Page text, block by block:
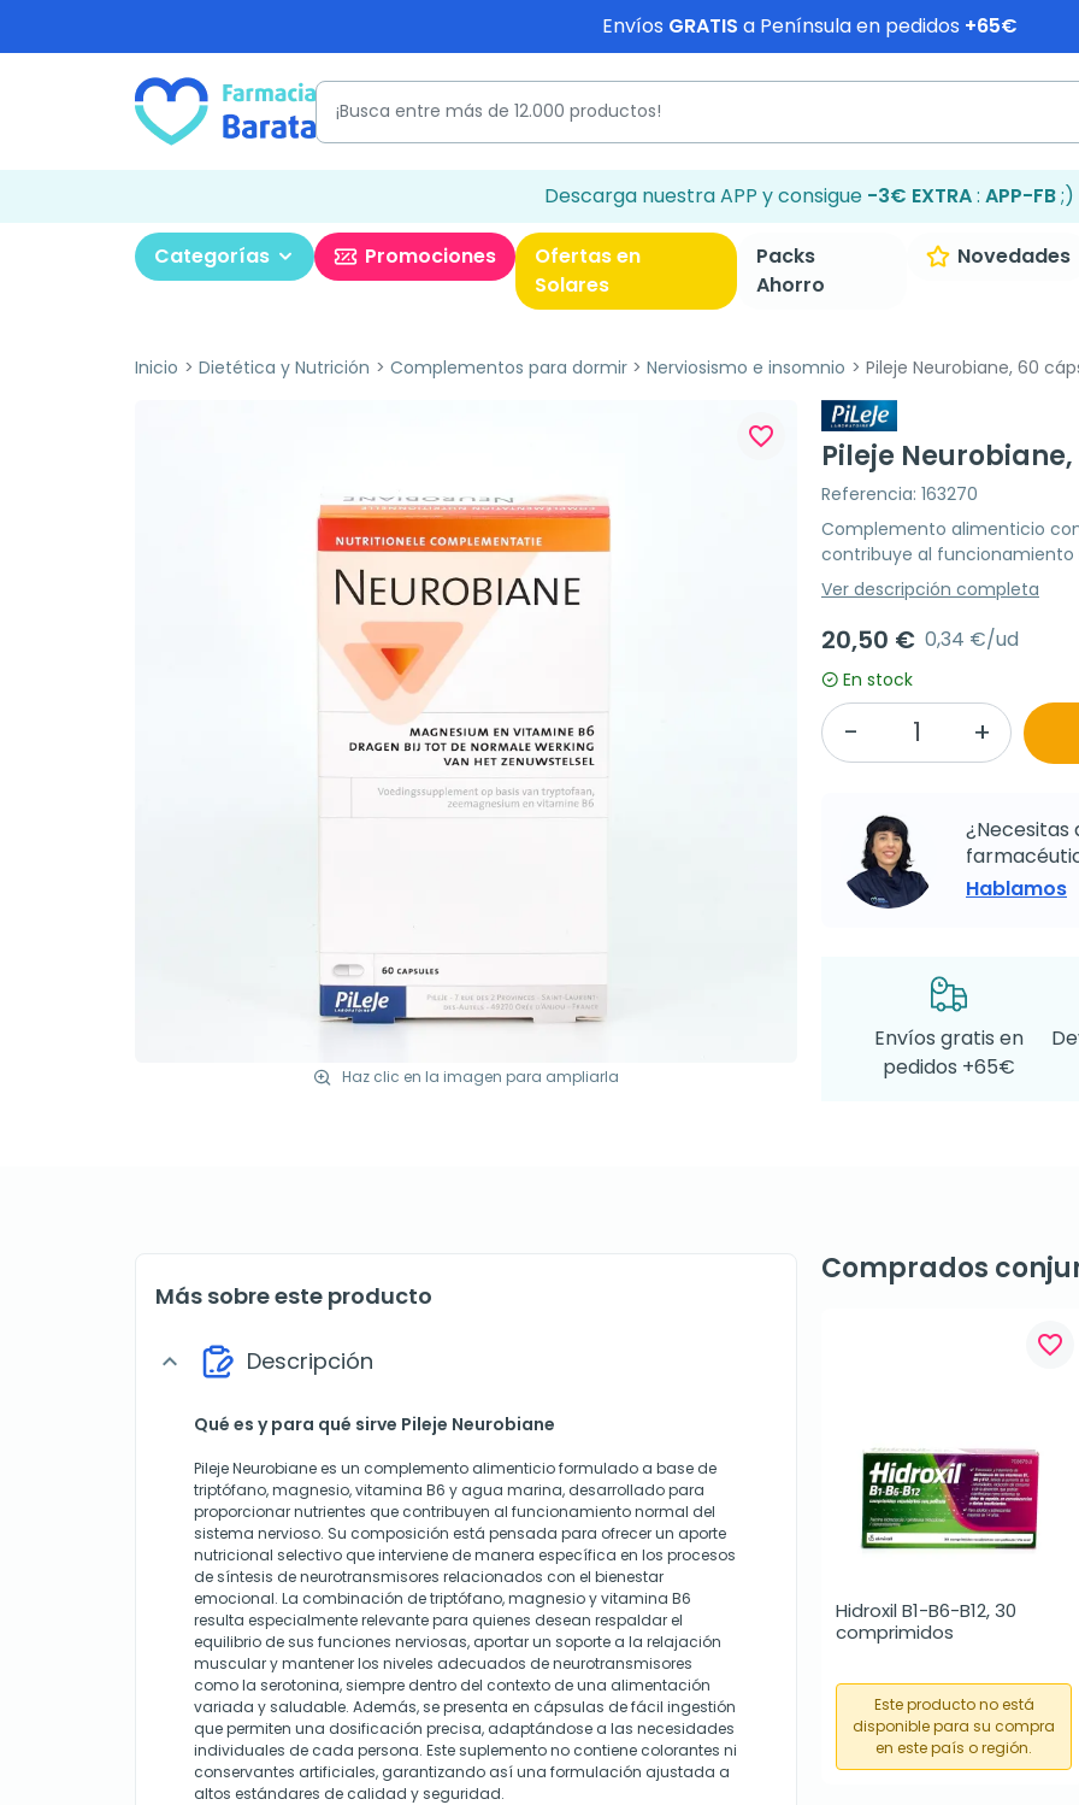
Envíos GRATIS a Península en pedidos +65€
Descarga nuestra APP y consigue -3€ EXTRA: APP-FB;)
Categorías Promociones
Ofertas en
Solares
Packs
Ahorro
Novedades
Inicio Dietética y Nutrición Complementos para dormir Nerviosismo e insomnio Pileje Neurobiane, 60
Haz clic en la imagen para ampliarla
favorite_border
Pileje
Referencia: 163270
Complemento alimenticio
contribuye al funcionamiento
Ver descripción completa
20,50 € 0,34 €/ud
En stock
¿Necesitas
Hablamos
Envíos gratis en
pedidos +65€
Más sobre este producto
expand_more Descripción
Qué es y para qué sirve Pileje Neurobiane
Pileje Neurobiane es un complemento alimenticio formulado a base de
triptófano, magnesio, vitamina B6 y agua marina, desarrollado para
proporcionar nutrientes que contribuyen al funcionamiento normal del
sistema nervioso. Su composición está pensada para ofrecer un aporte
nutricional selectivo que interviene de manera específica en los procesos
de síntesis de neurotransmisores relacionados con el bienestar
emocional. La combinación de triptófano, magnesio y vitamina B6
resulta especialmente relevante para quienes desean respaldar el
equilibrio de sus funciones nerviosas, aportar un soporte a la relajación
muscular y mantener los niveles adecuados de neurotransmisores
como la serotonina, siempre dentro del contexto de una alimentación
variada y saludable. Además, se presenta en cápsulas de fácil ingestión
que permiten una dosificación precisa, adaptándose a las necesidades
individuales de cada persona. Este suplemento no contiene colorantes ni
conservantes artificiales, garantizando así una formulación ajustada a
altos estándares de calidad y seguridad.
Comprados
favorite_border
Hidroxil B1-B6-B12, 30
comprimidos
Este producto no está
disponible para su compra
en este país o región.